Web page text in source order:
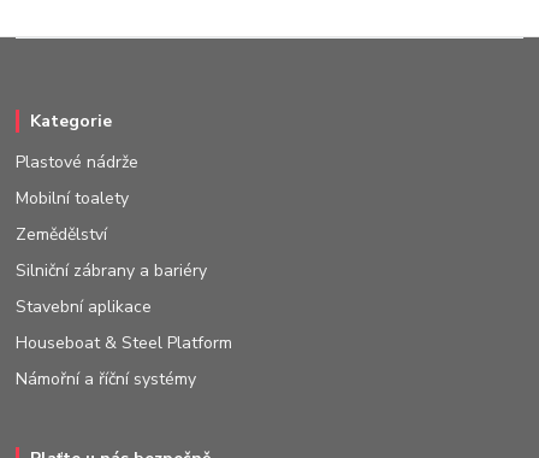
Kategorie
Plastové nádrže
Mobilní toalety
Zemědělství
Silniční zábrany a bariéry
Stavební aplikace
Houseboat & Steel Platform
Námořní a říční systémy